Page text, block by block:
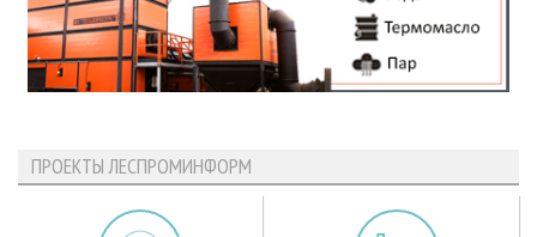
ПРОЕКТЫ ЛЕСПРОМИНФОРМ